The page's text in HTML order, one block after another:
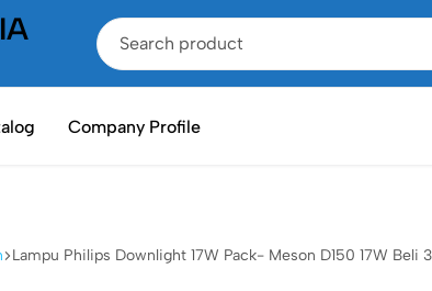
Company Profile
Lampu Philips Downlight 17W Pack- Meson D150 17W Beli